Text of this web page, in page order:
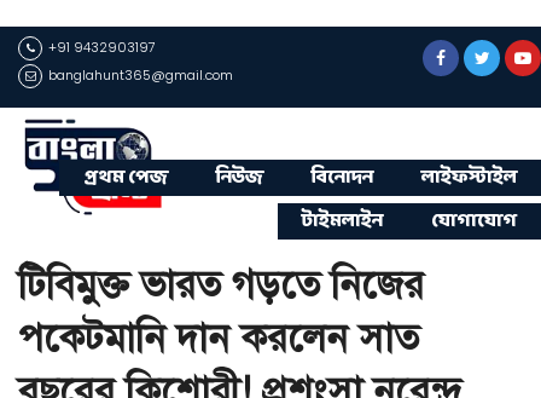
+91 9432903197
banglahunt365@gmail.com
প্রথম পেজ নিউজ বিনোদন
লাইফস্টাইল
টাইমলাইন
যোগাযোগ
টিবিমুক্ত ভারত গড়তে নিজের
পকেটমানি দান করলেন সাত